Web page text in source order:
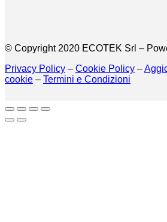
© Copyright 2020 ECOTEK Srl –
Privacy Policy – Cookie Policy –
cookie – Termini e Condizioni